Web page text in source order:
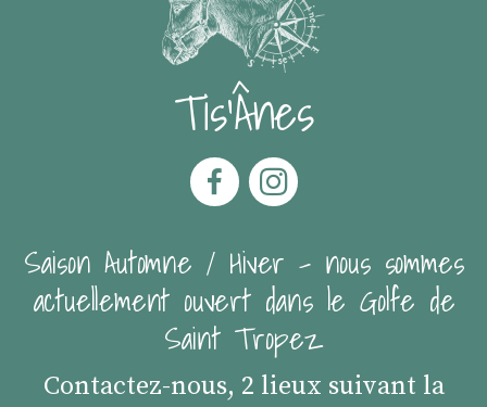
Tis'Ânes
Saison Automne / Hiver - nous sommes
actuellement ouvert dans le Golfe de
Saint Tropez
Contactez-nous, 2 lieux suivant la